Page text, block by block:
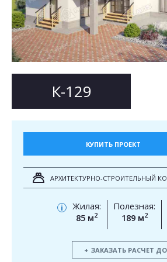
К-129
КУПИТЬ ПРОЕКТ
АРХИТЕКТУРНО-СТРОИТЕЛЬНЫЙ
i
Жилая:
85 м2
Полезная:
189 м2
ЗАКАЗАТЬ РАСЧЕТ
Согласен на обработку
ОТПРАВИТЬ
Согласен на обработку
This site is protected by reCAPTCHA and the Google
apply.